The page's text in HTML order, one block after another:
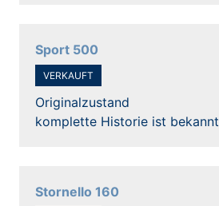
Sport 500
VERKAUFT
Originalzustand
komplette Historie ist bekannt
Stornello 160